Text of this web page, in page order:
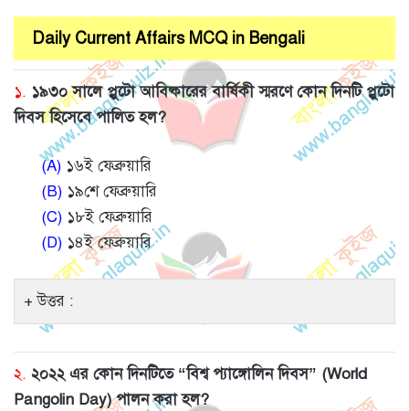
Daily Current Affairs MCQ in Bengali
১. ১৯৩০ সালে প্লুটো আবিষ্কারের বার্ষিকী স্মরণে কোন দিনটি প্লুটো
দিবস হিসেবে পালিত হল?
(A) ১৬ই ফেব্রুয়ারি
(B) ১৯শে ফেব্রুয়ারি
(C) ১৮ই ফেব্রুয়ারি
(D) ১৪ই ফেব্রুয়ারি
উত্তর :
২. ২০২২ এর কোন দিনটিতে “বিশ্ব প্যাঙ্গোলিন দিবস” (World
Pangolin Day) পালন করা হল?